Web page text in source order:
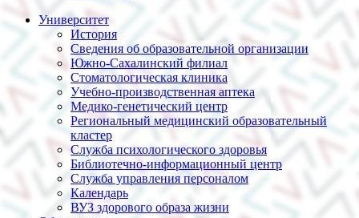
Университет
История
Сведения об образовательной организации
Южно-Сахалинский филиал
Стоматологическая клиника
Учебно-производственная аптека
Медико-генетический центр
Региональный медицинский образовательный
кластер
Служба психологического здоровья
Библиотечно-информационный центр
Служба управления персоналом
Календарь
ВУЗ здорового образа жизни